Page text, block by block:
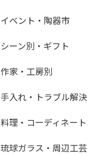
イベント・陶器市
シーン別・ギフト
作家・工房別
手入れ・トラブル解決
料理・コーディネート
琉球ガラス・周辺工芸